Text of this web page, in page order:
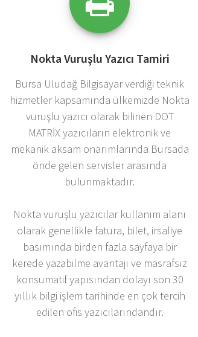
Nokta Vuruşlu Yazıcı Tamiri
Bursa Uludağ Bilgisayar verdiği teknik
hizmetler kapsamında ülkemizde Nokta
vuruşlu yazıcı olarak bilinen DOT
MATRİX yazıcıların elektronik ve
mekanik aksam onarımlarında Bursada
önde gelen servisler arasında
bulunmaktadır.
Nokta vuruşlu yazıcılar kullanım alanı
olarak genellikle fatura, bilet, irsaliye
basımında birden fazla sayfaya bir
kerede yazabilme avantajı ve masrafsız
konsumatif yapısından dolayı son 30
yıllık bilgi işlem tarihinde en çok tercih
edilen ofis yazıcılarındandır.